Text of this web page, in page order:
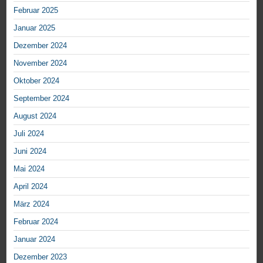
Februar 2025
Januar 2025
Dezember 2024
November 2024
Oktober 2024
September 2024
August 2024
Juli 2024
Juni 2024
Mai 2024
April 2024
März 2024
Februar 2024
Januar 2024
Dezember 2023